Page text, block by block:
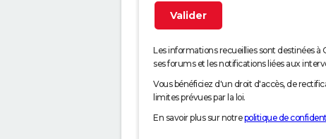
Les informations recueillies sont destinées à
ses forums et les notifications liées aux
Vous bénéficiez d'un droit d'accès, de
limites prévues par la loi.
En savoir plus sur notrepolitique de